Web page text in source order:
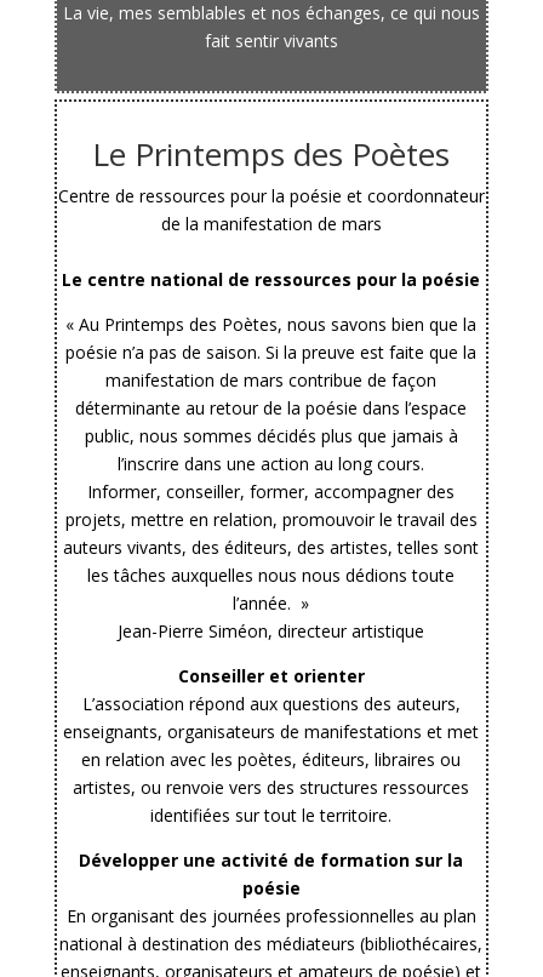
La vie, mes semblables et nos échanges, ce qui nous
fait sentir vivants
Le Printemps des Poètes
Centre de ressources pour la poésie et coordonnateur
de la manifestation de mars
Le centre national de ressources pour la poésie
« Au Printemps des Poètes, nous savons bien que la
poésie n’a pas de saison. Si la preuve est faite que la
manifestation de mars contribue de façon
déterminante au retour de la poésie dans l’espace
public, nous sommes décidés plus que jamais à
l’inscrire dans une action au long cours.
Informer, conseiller, former, accompagner des
projets, mettre en relation, promouvoir le travail des
auteurs vivants, des éditeurs, des artistes, telles sont
les tâches auxquelles nous nous dédions toute
l’année. »
Jean-Pierre Siméon, directeur artistique
Conseiller et orienter
L’association répond aux questions des auteurs,
enseignants, organisateurs de manifestations et met
en relation avec les poètes, éditeurs, libraires ou
artistes, ou renvoie vers des structures ressources
identifiées sur tout le territoire.
Développer une activité de formation sur la
poésie
En organisant des journées professionnelles au plan
national à destination des médiateurs (bibliothécaires,
enseignants, organisateurs et amateurs de poésie) et